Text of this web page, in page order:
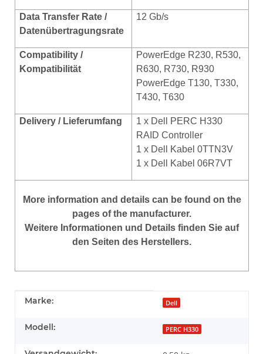
Data Transfer Rate /
Datenübertragungsrate
12 Gb/s
Compatibility /
Kompatibilität
PowerEdge R230, R530,
R630, R730, R930
PowerEdge T130, T330,
T430, T630
Delivery / Lieferumfang
1 x Dell PERC H330
RAID Controller
1 x Dell Kabel 0TTN3V
1 x Dell Kabel 06R7VT
More information and details can be found on the
pages of the manufacturer.
Weitere Informationen und Details finden Sie auf
den Seiten des Herstellers.
Produkteigenschaft
Wert
Marke: Dell
Modell: PERC H330